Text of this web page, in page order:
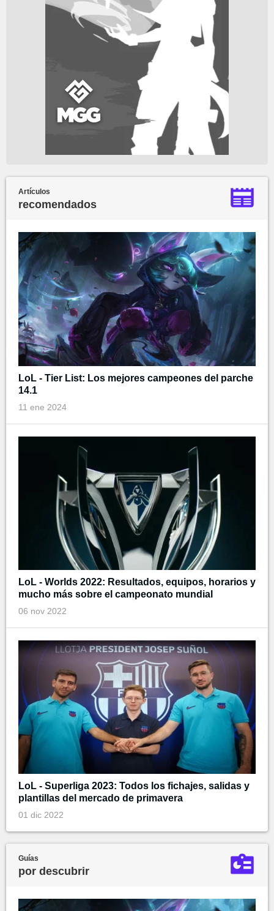
Artículos
recomendados
LoL - Tier List: Los mejores campeones del parche
14.1
11 ene 2024
LoL - Worlds 2022: Resultados, equipos, horarios y
mucho más sobre el campeonato mundial
06 nov 2022
LoL - Superliga 2023: Todos los fichajes, salidas y
plantillas del mercado de primavera
01 dic 2022
Guías
por descubrir